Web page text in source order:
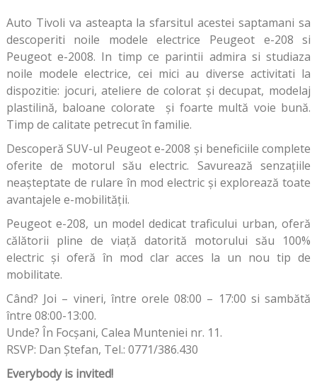
Auto Tivoli va asteapta la sfarsitul acestei saptamani sa
descoperiti noile modele electrice Peugeot e-208 si
Peugeot e-2008. In timp ce parintii admira si studiaza
noile modele electrice, cei mici au diverse activitati la
dispozitie: jocuri, ateliere de colorat şi decupat, modelaj
plastilină, baloane colorate şi foarte multă voie bună.
Timp de calitate petrecut în familie.
Descoperă SUV-ul Peugeot e-2008 și beneficiile complete
oferite de motorul său electric. Savurează senzațiile
neașteptate de rulare în mod electric și explorează toate
avantajele e-mobilității.
Peugeot e-208, un model dedicat traficului urban, oferă
călătorii pline de viață datorită motorului său 100%
electric și oferă în mod clar acces la un nou tip de
mobilitate.
Când? Joi – vineri, între orele 08:00 – 17:00 si sambătă
între 08:00-13:00.
Unde? În Focșani, Calea Munteniei nr. 11.
RSVP: Dan Ștefan, Tel.: 0771/386.430
Everybody is invited!